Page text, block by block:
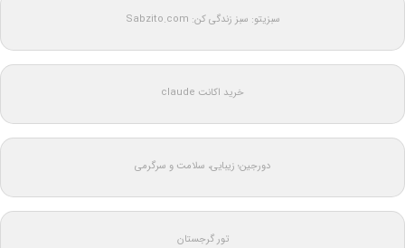
سبزیتو: سبز زندگی کن: Sabzito.com
خرید اکانت claude
دورجین؛ زیبایی، سلامت و سرگرمی
تور گرجستان